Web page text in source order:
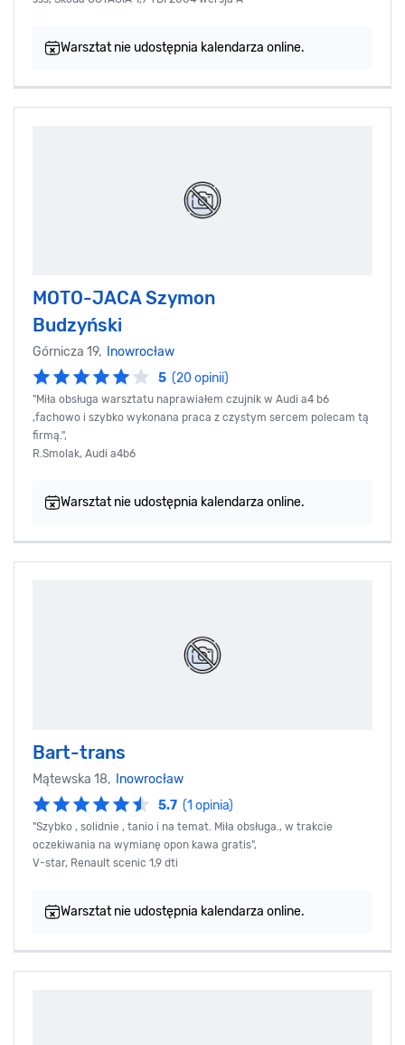
Warsztat nie udostępnia kalendarza online.
MOTO-JACA Szymon
Budzyński
Górnicza 19,
Inowrocław
5 (20 opinii)
"Miła obsługa warsztatu naprawiałem czujnik w Audi a4 b6
,fachowo i szybko wykonana praca z czystym sercem polecam tą
firmą.",
R.Smolak, Audi a4b6
Warsztat nie udostępnia kalendarza online.
Bart-trans
Mątewska 18,
Inowrocław
5.7 (1 opinia)
"Szybko , solidnie , tanio i na temat. Miła obsługa., w trakcie
oczekiwania na wymianę opon kawa gratis",
V-star, Renault scenic 1,9 dti
Warsztat nie udostępnia kalendarza online.